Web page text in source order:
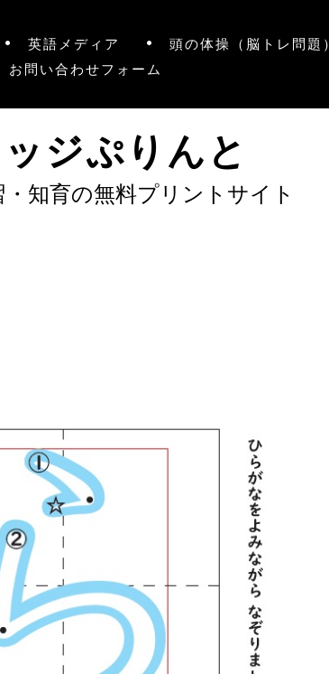
英語メディア 頭の体操（脳トレ問題）
お問い合わせフォーム
ジぷりんと
知育の無料プリントサイト